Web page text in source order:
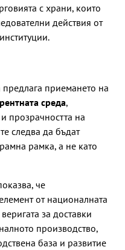
с храни, които
действия от
приемането на
среда,
прозрачността на
следва да бъдат
рамка, а не като
че
от националната
за доставки
производство,
база и развитие